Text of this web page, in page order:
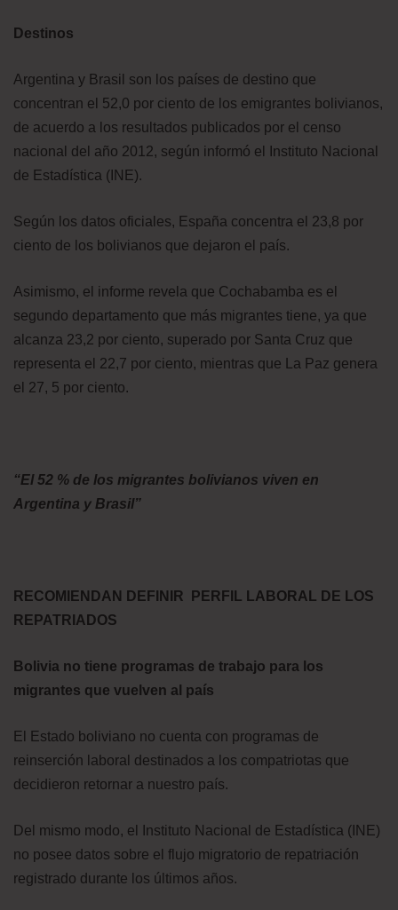
Destinos
Argentina y Brasil son los países de destino que
concentran el 52,0 por ciento de los emigrantes bolivianos,
de acuerdo a los resultados publicados por el censo
nacional del año 2012, según informó el Instituto Nacional
de Estadística (INE).
Según los datos oficiales, España concentra el 23,8 por
ciento de los bolivianos que dejaron el país.
Asimismo, el informe revela que Cochabamba es el
segundo departamento que más migrantes tiene, ya que
alcanza 23,2 por ciento, superado por Santa Cruz que
representa el 22,7 por ciento, mientras que La Paz genera
el 27, 5 por ciento.
“El 52 % de los migrantes bolivianos viven en
Argentina y Brasil”
RECOMIENDAN DEFINIR PERFIL LABORAL DE LOS
REPATRIADOS
Bolivia no tiene programas de trabajo para los
migrantes que vuelven al país
El Estado boliviano no cuenta con programas de
reinserción laboral destinados a los compatriotas que
decidieron retornar a nuestro país.
Del mismo modo, el Instituto Nacional de Estadística (INE)
no posee datos sobre el flujo migratorio de repatriación
registrado durante los últimos años.